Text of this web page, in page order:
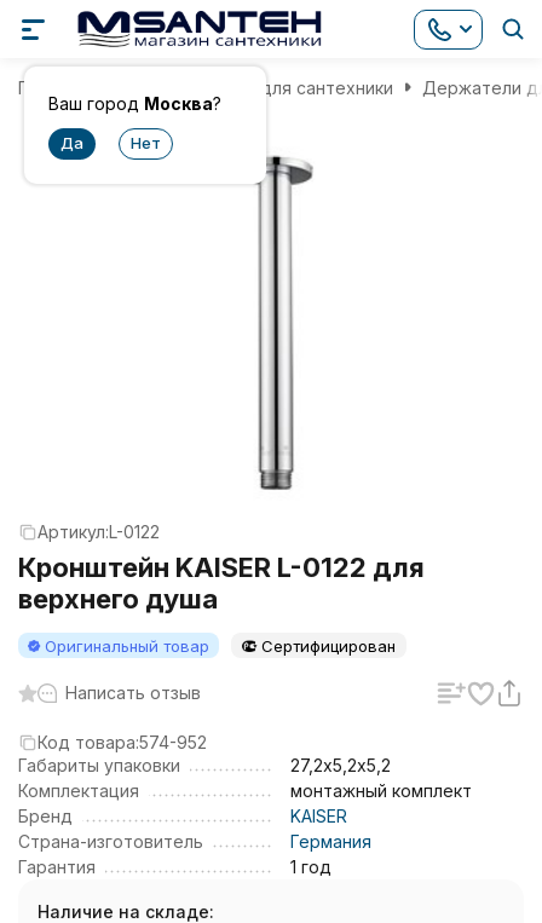
Ваш город Москва?
Главная Комплектующие для сантехники Держатели
Артикул:L-0122
Кронштейн KAISER L-0122 для
верхнего душа
Оригинальный товар Сертифицирован
Написать отзыв
Код товара:574-952
Габариты упаковки
27,2х5,2х5,2
Комплектация
монтажный комплект
Бренд
KAISER
Страна-изготовитель
Германия
Гарантия
1 год
Наличие на складе: